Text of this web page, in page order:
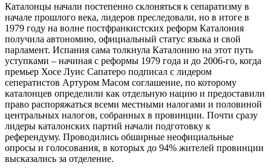
Каталонцы начали постепенно склоняться к сепаратизму в
начале прошлого века, лидеров преследовали, но в итоге в
1979 году на волне постфранкистских реформ Каталония
получила автономию, официальный статус языка и свой
парламент. Испания сама толкнула Каталонию на этот путь
уступками – начиная с реформы 1979 года и до 2006-го, когда
премьер Хосе Луис Сапатеро подписал с лидером
сеператистов Артуром Масом соглашение, по которому
каталонцев определили как отдельную нацию и предоставили
право распоряжаться всеми местными налогами и половиной
центральных налогов, собранных в провинции. Почти сразу
лидеры каталонских партий начали подготовку к
референдуму. Проводились обширные неофициальные
опросы и голосования, в которых до 94% жителей провинции
высказались за отделение.